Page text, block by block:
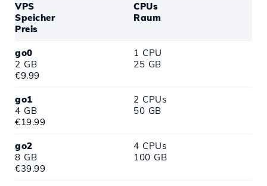
VPS
CPUs
Speicher
Raum
Preis
go0
1 CPU
2 GB
25 GB
€9.99
go1
2 CPUs
4 GB
50 GB
€19.99
go2
4 CPUs
8 GB
100 GB
€39.99